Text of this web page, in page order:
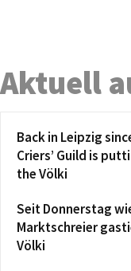
Aktuell
Back in Leipzig
Criers’ Guild is
the Völki
Seit Donnerstag
Marktschreier
Völki